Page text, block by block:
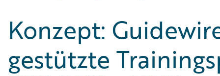
Konzept:
gestützte